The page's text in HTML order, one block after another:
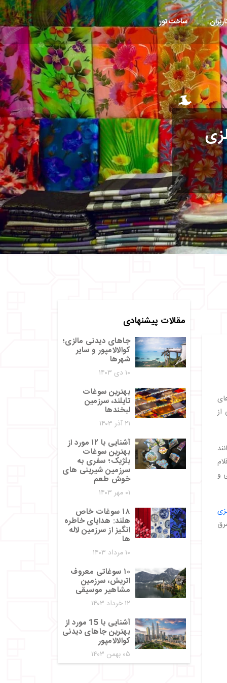
ساخت تور
مقالات پیشنهادی
جاهای دیدنی مالزی؛
کوالالامپور و سایر
شهرها
۱۰ دی ۱۴۰۳
بهترین سوغات
تایلند، سرزمین
لبخندها
۲۱ آذر ۱۴۰۳
آشنایی با ۱۲ مورد از
بهترین سوغات
بلژیک؛ سفری به
سرزمین شیرینی‌ های
خوش‌ طعم
۰۱ مهر ۱۴۰۳
۱۸ سوغات خاص
هلند: هدایای خاطره‌
انگیز از سرزمین لاله‌
ها
۱۰ مرداد ۱۴۰۳
۱۰ سوغاتی معروف
اتریش، سرزمین
مشاهیر موسیقی
۱۲ خرداد ۱۴۰۳
آشنایی با 15 مورد از
بهترین جاهای دیدنی
کوالالامپور
۰۵ بهمن ۱۴۰۳
از
سال ۲۰۲۴ اقلام
و